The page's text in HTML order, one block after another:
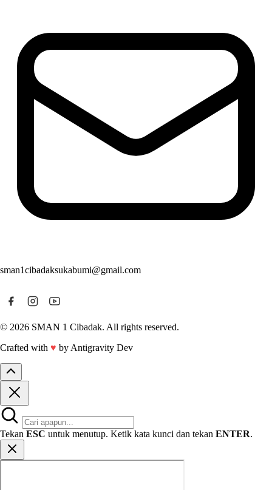
sman1cibadaksukabumi@gmail.com
© 2026 SMAN 1 Cibadak. All rights reserved.
Crafted with ♥ by Antigravity Dev
Tekan ESC untuk menutup. Ketik kata kunci dan tekan ENTER.